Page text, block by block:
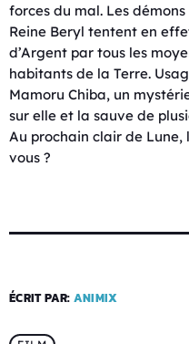
forces du mal. Les
Reine Beryl tentent en
d’Argent par tous les
habitants de la Terre.
Mamoru Chiba, un
sur elle et la sauve de
Au prochain clair de Lune,
vous ?
ÉCRIT PAR: ANIMIX